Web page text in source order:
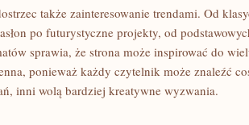
także zainteresowanie trendami. Od
po futurystyczne projekty, od
sprawia, że strona może inspirować do
ponieważ każdy czytelnik może znaleźć
inni wolą bardziej kreatywne wyzwania.